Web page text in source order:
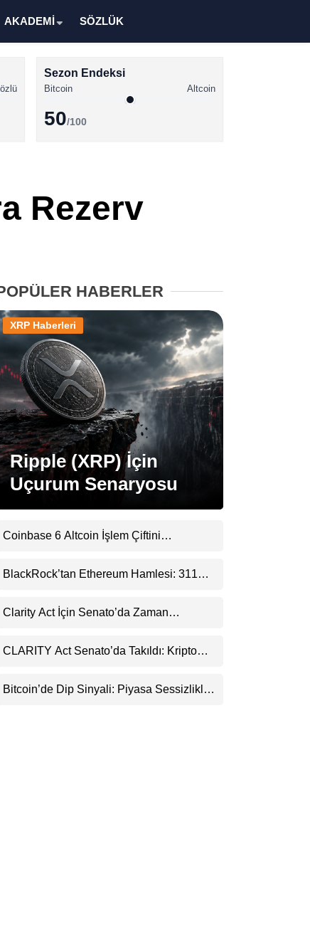
XRP Haberleri
Memecoin Haberleri
Stablecoin Haberleri
Facebook
LinkedIn
Telegram
AKADEMİ SÖZLÜK
Sezon Endeksi
Bitcoin Altcoin
50/100
Rezerv
HABERLER
Ripple (XRP) İçin
Uçurum Senaryosu
XRP Haberleri
Coinbase 6 Altcoin İşlem Çiftini
BlackRock’tan Ethereum Hamlesi: 311
Clarity Act İçin Senato’da Zaman
CLARITY Act Senato’da Takıldı: Kripto
Bitcoin’de Dip Sinyali: Piyasa Sessizlikle